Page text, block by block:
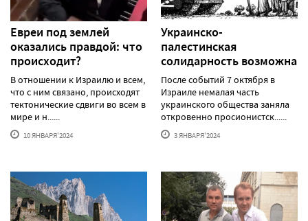
Евреи под землей
оказались правдой: что
происходит?
В отношении к Израилю и всем,
что с ним связано, происходят
тектонические сдвиги во всем в
мире и н......
10 ЯНВАРЯ'2024
Украинско-
палестинская
солидарность возможна
После событий 7 октября в
Израиле немалая часть
украинского общества заняла
откровенно просионистск......
3 ЯНВАРЯ'2024